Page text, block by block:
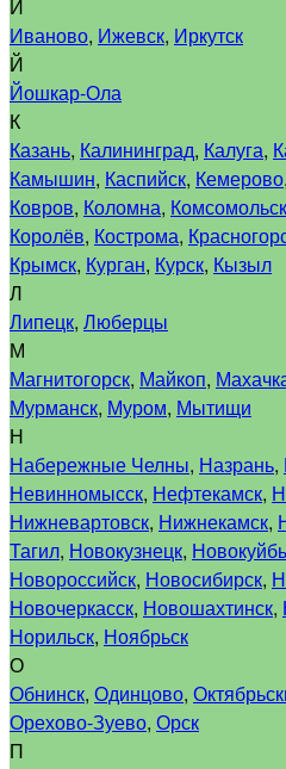
И
Иваново, Ижевск, Иркутск
Й
Йошкар-Ола
К
Казань, Калининград, Калуга,
Камышин, Каспийск, Кемерово,
Ковров, Коломна,
Королёв, Кострома,
Крымск, Курган, Курск, Кызыл
Л
Липецк, Люберцы
М
Магнитогорск, Майкоп,
Мурманск, Муром, Мытищи
Н
Набережные Челны, Назрань,
Невинномысск, Нефтекамск,
Нижневартовск, Нижнекамск,
Тагил, Новокузнецк,
Новороссийск, Новосибирск,
Новочеркасск, Новошахтинск,
Норильск, Ноябрьск
О
Обнинск, Одинцово,
Орехово-Зуево, Орск
П